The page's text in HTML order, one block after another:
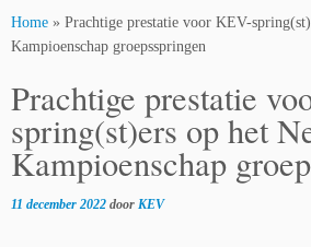
Home » Prachtige prestatie voor KEV-
Kampioenschap groepsspringen
Prachtige prestatie
spring(st)ers op het
Kampioenschap
11 december 2022 door KEV